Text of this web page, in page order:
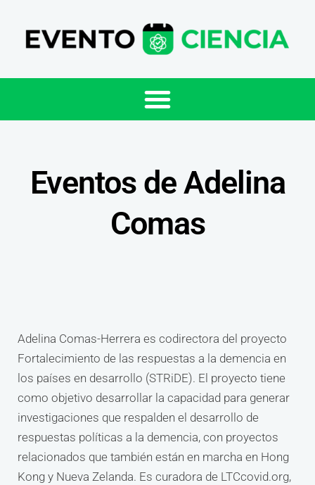
Eventos de Adelina
Comas
Adelina Comas-Herrera es codirectora del proyecto
Fortalecimiento de las respuestas a la demencia en
los países en desarrollo (STRiDE). El proyecto tiene
como objetivo desarrollar la capacidad para generar
investigaciones que respalden el desarrollo de
respuestas políticas a la demencia, con proyectos
relacionados que también están en marcha en Hong
Kong y Nueva Zelanda. Es curadora de LTCcovid.org,